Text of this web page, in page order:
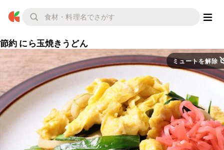
節約 にら玉焼きうどん
ミュートを解除